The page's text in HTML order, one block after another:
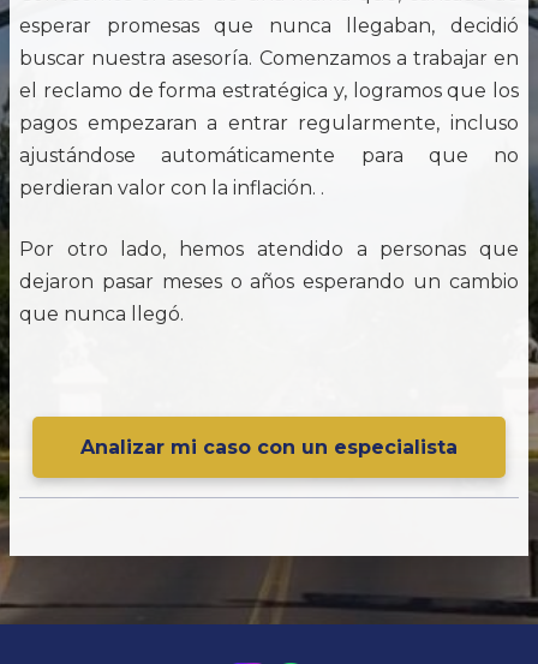
esperar promesas que nunca llegaban, decidió
buscar nuestra asesoría. Comenzamos a trabajar en
el reclamo de forma estratégica y, logramos que los
pagos empezaran a entrar regularmente, incluso
ajustándose automáticamente para que no
perdieran valor con la inflación. .
Por otro lado, hemos atendido a personas que
dejaron pasar meses o años esperando un cambio
que nunca llegó.
Analizar mi caso con un especialista